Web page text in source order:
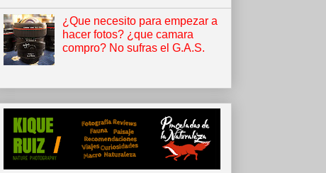
¿Que necesito para empezar a
hacer fotos? ¿que camara
compro? No sufras el G.A.S.